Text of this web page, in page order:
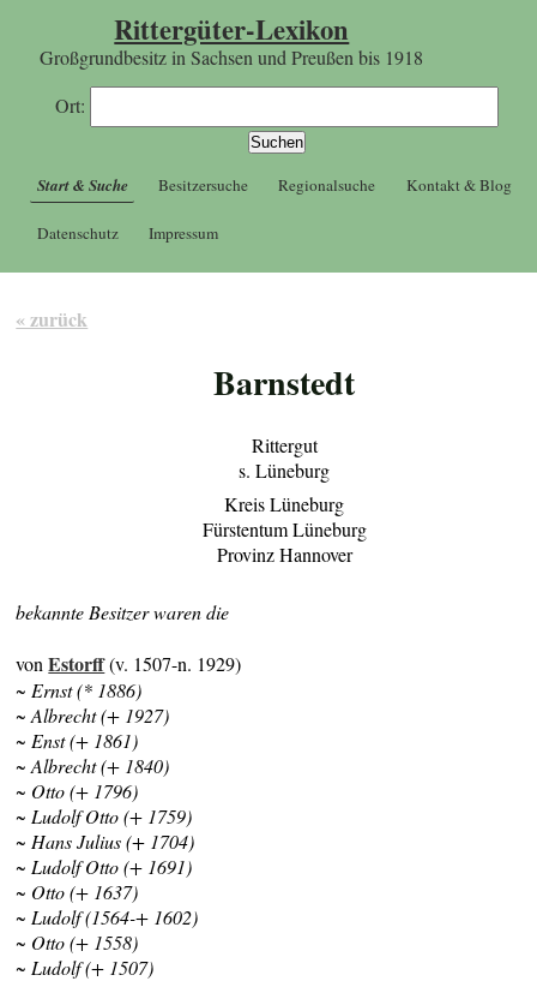
Rittergüter-Lexikon
Großgrundbesitz in Sachsen und Preußen bis 1918
Ort:
Start & Suche Besitzersuche Regionalsuche Kontakt & Blog
Datenschutz Impressum
« zurück
Barnstedt
Rittergut
s. Lüneburg
Kreis Lüneburg
Fürstentum Lüneburg
Provinz Hannover
bekannte Besitzer waren die
vonEstorff(v. 1507-n. 1929)
~ Ernst (* 1886)
~ Albrecht (+ 1927)
~ Enst (+ 1861)
~ Albrecht (+ 1840)
~ Otto (+ 1796)
~ Ludolf Otto (+ 1759)
~ Hans Julius (+ 1704)
~ Ludolf Otto (+ 1691)
~ Otto (+ 1637)
~ Ludolf (1564-+ 1602)
~ Otto (+ 1558)
~ Ludolf (+ 1507)